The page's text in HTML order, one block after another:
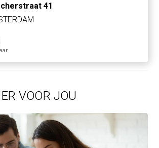
worden opgenomen.
indeling van plattegronden zijn indicatief.
onderzoeksplicht naar alle voor hem of
41
VOOR JOU